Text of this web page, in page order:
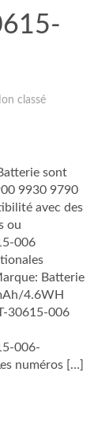
classé
sont
9930 9790
avec des
ou
006
Batterie
4.6WH
30615-006
006-
numéros […]